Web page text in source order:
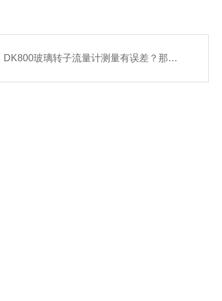
DK800玻璃转子流量计测量有误差？那可能是这点没有注意到